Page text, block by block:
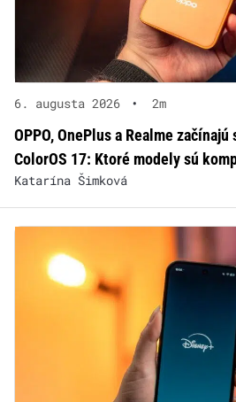
6. augusta 2026 • 2m
OPPO, OnePlus a Realme
ColorOS 17: Ktoré modely sú
Katarína Šimková